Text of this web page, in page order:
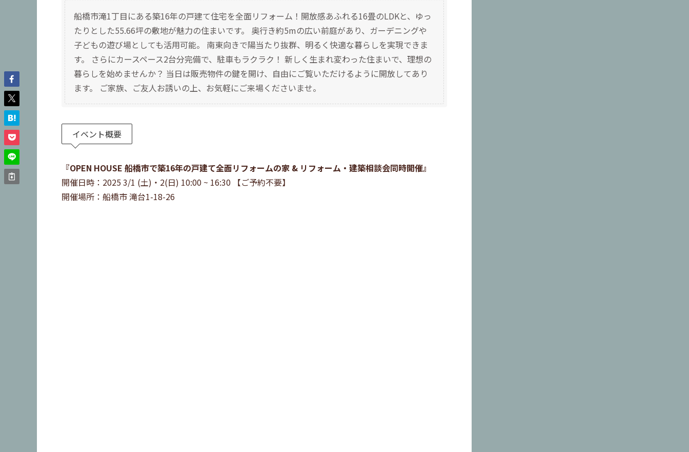
船橋市滝1丁目にある築16年の戸建て住宅を全面リフォーム！開放感あふれる16畳のLDKと、ゆっ
たりとした55.66坪の敷地が魅力の住まいです。 奥行き約5mの広い前庭があり、ガーデニングや
子どもの遊び場としても活用可能。 南東向きで陽当たり抜群、明るく快適な暮らしを実現できま
す。 さらにカースペース2台分完備で、駐車もラクラク！ 新しく生まれ変わった住まいで、理想の
暮らしを始めませんか？ 当日は販売物件の鍵を開け、自由にご覧いただけるように開放してあり
ます。 ご家族、ご友人お誘いの上、お気軽にご来場くださいませ。
イベント概要
『OPEN HOUSE 船橋市で築16年の戸建て全面リフォームの家 & リフォーム・建築相談会同時開催』
開催日時：2025 3/1 (土)・2(日) 10:00 ~ 16:30 【ご予約不要】
開催場所：船橋市 滝台1-18-26